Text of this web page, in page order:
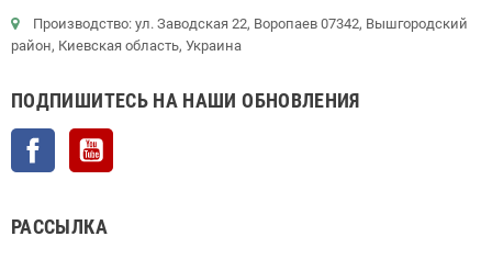
Производство: ул. Заводская 22, Воропаев 07342, Вышгородский
район, Киевская область, Украина
ПОДПИШИТЕСЬ НА НАШИ ОБНОВЛЕНИЯ
Facebook
РАССЫЛКА